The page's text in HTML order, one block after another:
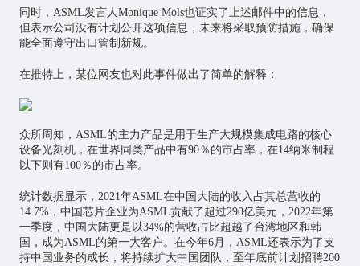
同时，ASML发言人Monique Mols也证实了上述邮件中的信息，
但表示公司没有计划公开这项信息，未来将采取预防措施，确保
能全面遵守出口管制新规。
在推特上，某位网友也对此事件做出了简单的解释：
众所周知，ASML的主力产品是用于生产大规模集成电路的核心
设备光刻机，在世界同类产品中有90％的市占率，在14纳米制程
以下则有100％的市占率。
统计数据显示，2021年ASML在中国大陆的收入占其总营收的
14.7%，中国芯片企业为ASML贡献了超过290亿美元，2022年第
一季度，中国大陆更是以34%的营收占比超越了台湾地区和韩
国，成为ASML的第一大客户。在今年6月，ASML还表示为了支
持中国业务的成长，将持续扩大中国团队，至年底前计划招聘200